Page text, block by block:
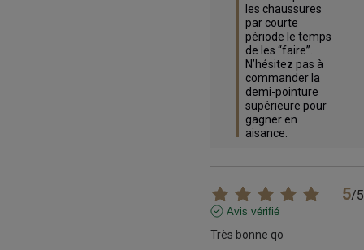
les chaussures
par courte
période le temps
de les “faire”.
N’hésitez pas à
commander la
demi-pointure
supérieure pour
gagner en
aisance.
5/5
Avis vérifié
Très bonne qo